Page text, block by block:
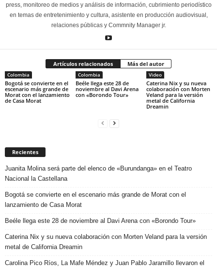
press, monitoreo de medios y análisis de información, cubrimiento periodístico
en temas de entretenimiento y cultura, asistente en producción audiovisual,
relaciones públicas y Commnity Manager jr.
Artículos relacionados Más del autor
Colombia
Bogotá se convierte en el
escenario más grande de
Morat con el lanzamiento
de Casa Morat
Colombia
Beéle llega este 28 de
noviembre al Davi Arena
con «Borondo Tour»
Video
Caterina Nix y su nueva
colaboración con Morten
Veland para la versión
metal de California
Dreamin
Recientes
Juanita Molina será parte del elenco de «Burundanga» en el Teatro
Nacional la Castellana
Bogotá se convierte en el escenario más grande de Morat con el
lanzamiento de Casa Morat
Beéle llega este 28 de noviembre al Davi Arena con «Borondo Tour»
Caterina Nix y su nueva colaboración con Morten Veland para la versión
metal de California Dreamin
Carolina Pico Ríos, La Mafe Méndez y Juan Pablo Jaramillo llevaron el